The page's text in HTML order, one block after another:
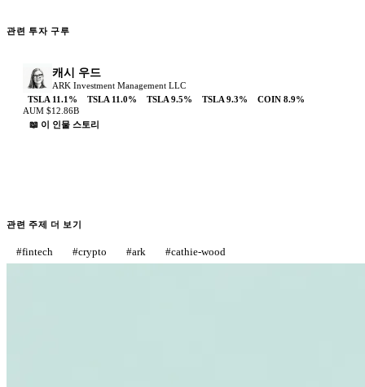
관련 투자 구루
캐시 우드
ARK Investment Management LLC
TSLA 11.1 % TSLA 11.0% TSLA 9.5% TSLA 9.3% COIN 8.9%
AUM $12.86B
📖 이 인물 스토리
관련 주제 더 보기
#fintech #crypto #ark #cathie-wood